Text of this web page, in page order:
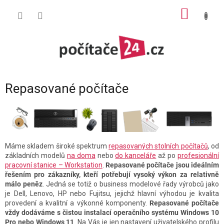
Repasované počítače
Máme skladem široké spektrumrepasovaných stolních počítačů, od
základních modelů na doma nebodo kanceláře až poprofesionální
pracovní stanice – Workstation Repasované počítače jsou ideálním
řešením pro zákazníky, kteří potřebují vysoký výkon za relativně
málo peněz . Jedná se totiž o business modelové řady výrobců jako
je Dell, Lenovo, HP nebo Fujitsu, jejichž hlavní výhodou je kvalita
provedení a kvalitní a výkonné komponenty. Repasované počítače
vždy dodáváme s čistou instalací operačního systému Windows 10
Pro nebo Windows 11
. Na Vás je jen nastavení uživatelského profilu